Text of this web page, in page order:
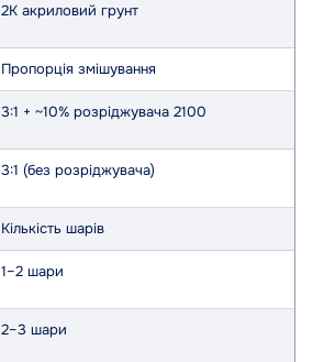
2K акриловий грунт
Пропорція змішування
3:1 + ~10% розріджувача 2100
3:1 (без розріджувача)
Кількість шарів
1–2 шари
2–3 шари